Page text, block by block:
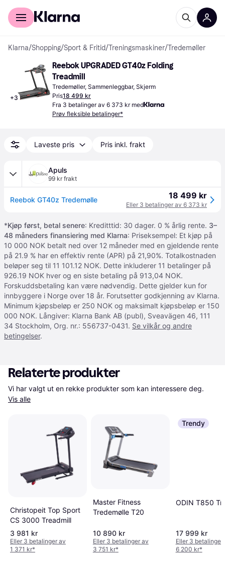
For kunder
Klarna/Shopping/Sport & Fritid/Treningsmaskiner/Tredemøller
+3
Reebok UPGRADED GT40z Folding
Treadmill
Tredemøller, Sammenleggbar, Skjerm
Pris18 499 kr
Fra 3 betalinger av 6 373 kr med
Prøv fleksible betalinger*
Laveste pris Pris inkl. frakt
Apuls
99 kr frakt
Reebok GT40z Tredemølle 18 499 kr
Eller 3 betalinger av 6 373 kr
*Kjøp først, betal senere: Kreditttid: 30 dager. 0 % årlig rente. 3–
48 måneders finansiering med Klarna: Priseksempel: Et kjøp på
10 000 NOK betalt ned over 12 måneder med en gjeldende rente
på 21.9 % har en effektiv rente (APR) på 21,90%. Totalkostnaden
beløper seg til 11 101.12 NOK. Dette inkluderer 11 betalinger på
926.19 NOK hver og en siste betaling på 913,04 NOK.
Forskuddsbetaling kan være nødvendig. Dette gjelder kun for
innbyggere i Norge over 18 år. Forutsetter godkjenning av Klarna.
Minimum kjøpsbeløp er 250 NOK og maksimalt kjøpsbeløp er 150
000 NOK. Långiver: Klarna Bank AB (publ), Sveavägen 46, 111
34 Stockholm, Org. nr.: 556737-0431. Se vilkår og andre
betingelser.
Relaterte produkter
Vis alle
Christopeit Top Sport
CS 3000 Treadmill
3 981 kr
Eller 3 betalinger av
1 371 kr*
Master Fitness
Tredemølle T20
10 890 kr
Eller 3 betalinger av
3 751 kr*
Trendy
ODIN T850
17 999 kr
Eller 3 betalinger
6 200 kr*